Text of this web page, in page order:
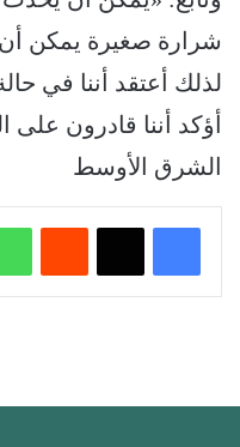
شرارة صغيرة يمكن أن
لذلك أعتقد أننا في
أؤكد أننا قادرون
الشرق الأوسط